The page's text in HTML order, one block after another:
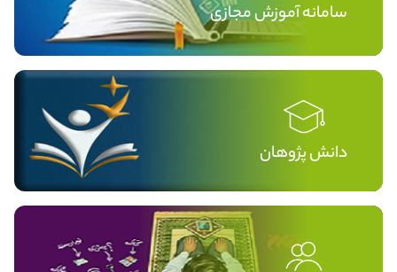
سامانه آموزش مجازی
دانش پژوهان